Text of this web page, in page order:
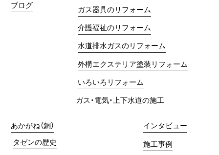
ブログ
ガス器具のリフォーム
介護福祉のリフォーム
水道排水ガスのリフォーム
外構エクステリア塗装リフォーム
いろいろリフォーム
ガス・電気・上下水道の施工
あかがね（銅）
タゼンの歴史
インタビュー
施工事例